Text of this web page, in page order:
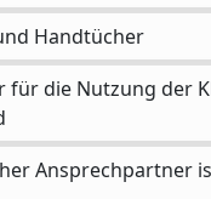
Handtücher
für die Nutzung der
Ansprechpartner